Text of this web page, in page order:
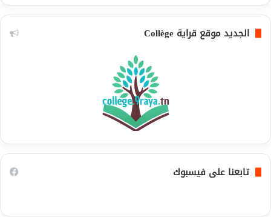
الجديد موقع قراية Collège
تابعنا على فيسبوك